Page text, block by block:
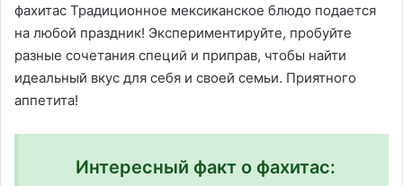
фахитас Традиционное мексиканское блюдо подается
на любой праздник! Экспериментируйте, пробуйте
разные сочетания специй и приправ, чтобы найти
идеальный вкус для себя и своей семьи. Приятного
аппетита!
Интересный факт о фахитас: